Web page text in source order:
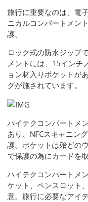
旅行に重要なのは、電
ニカルコンパートメン
護。
ロック式の防水ジップ
メントには、15インチ
ョン材入りポケットが
グが施されています。
ハイテクコンパートメ
あり、NFCスキャニン
護。ポケットは殆どの
で保護の為にカードを
ハイテクコンパートメ
ケット、ペンスロット
意。旅行に必要なアイ